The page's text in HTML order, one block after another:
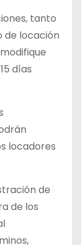
tanto
de locación
días
locadores
de
de los